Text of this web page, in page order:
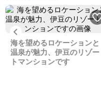
Previous
海を望めるロケーションと
温泉が魅力、伊豆のリゾー
トマンションです